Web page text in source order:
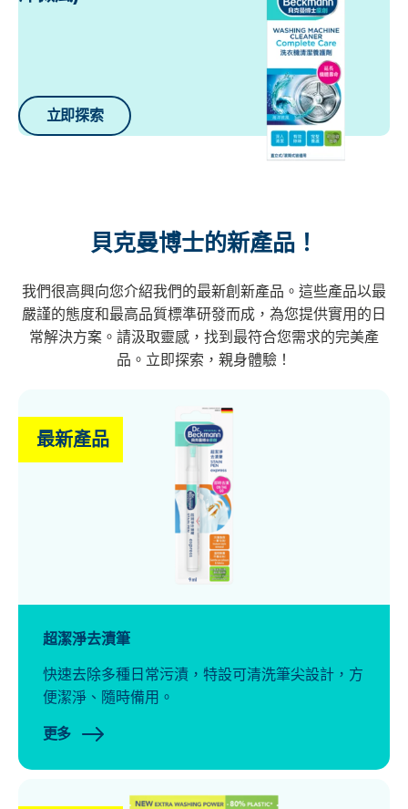
立即探索
貝克曼博士的新產品！
我們很高興向您介紹我們的最新創新產品。這些產品以最
嚴謹的態度和最高品質標準研發而成，為您提供實用的日
常解決方案。請汲取靈感，找到最符合您需求的完美產
品。立即探索，親身體驗！
最新產品
超潔淨去漬筆
快速去除多種日常污漬，特設可清洗筆尖設計，方
便潔淨、隨時備用。
更多